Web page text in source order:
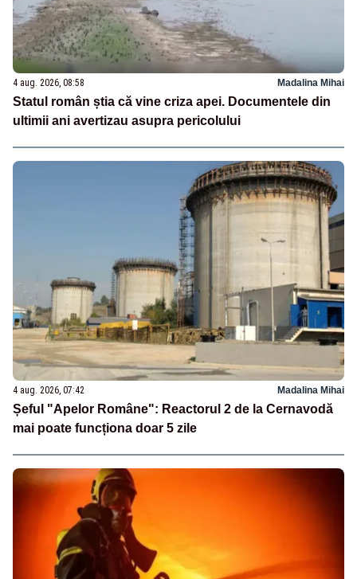
4 aug. 2026, 08:58 Madalina Mihai
Statul român știa că vine criza apei. Documentele din
ultimii ani avertizau asupra pericolului
4 aug. 2026, 07:42 Madalina Mihai
Șeful "Apelor Române": Reactorul 2 de la Cernavodă
mai poate funcționa doar 5 zile